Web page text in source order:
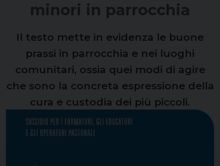
minori in parrocchia
Il testo mette in evidenza le buone
prassi in parrocchia e nei luoghi
comunitari, ossia quei modi di agire
che sono la concreta espressione della
cura e custodia dei più piccoli.